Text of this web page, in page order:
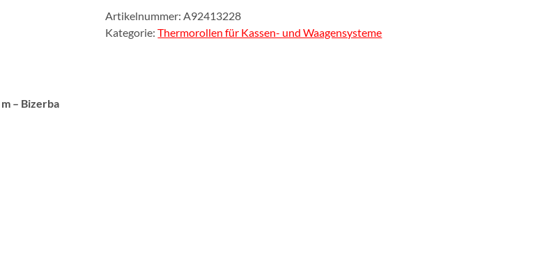
Artikelnummer: A92413228
Kategorie:Thermorollen für Kassen- und Waagensysteme
– Bizerba